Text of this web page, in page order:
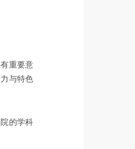
重要意
与特色
的学科